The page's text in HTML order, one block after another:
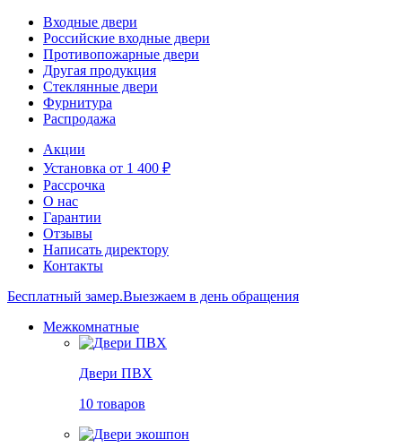
Входные двери
Российские входные двери
Противопожарные двери
Другая продукция
Стеклянные двери
Фурнитура
Распродажа
Акции
Установка от 1 400 ₽
Рассрочка
О нас
Гарантии
Отзывы
Написать директору
Контакты
Бесплатный замер.Выезжаем в день обращения
Межкомнатные
Двери ПВХ
10 товаров